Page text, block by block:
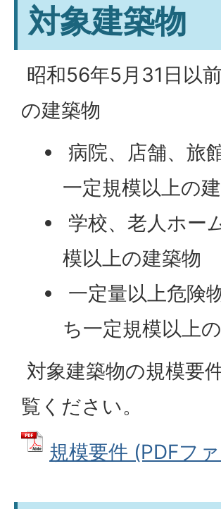
対象建築物
昭和56年5月31日以
の建築物
病院、店舗、旅
一定規模以上の
学校、老人ホー
模以上の建築物
一定量以上危険
ち一定規模以上
対象建築物の規模要
覧ください。
規模要件 (PDFフ